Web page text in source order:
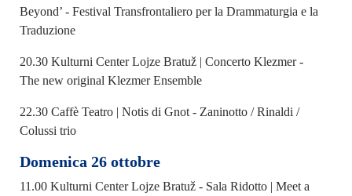
Beyond’ - Festival Transfrontaliero per la Drammaturgia e la
Traduzione
20.30 Kulturni Center Lojze Bratuž | Concerto Klezmer -
The new original Klezmer Ensemble
22.30 Caffè Teatro | Notis di Gnot - Zaninotto / Rinaldi /
Colussi trio
Domenica 26 ottobre
11.00 Kulturni Center Lojze Bratuž - Sala Ridotto | Meet a